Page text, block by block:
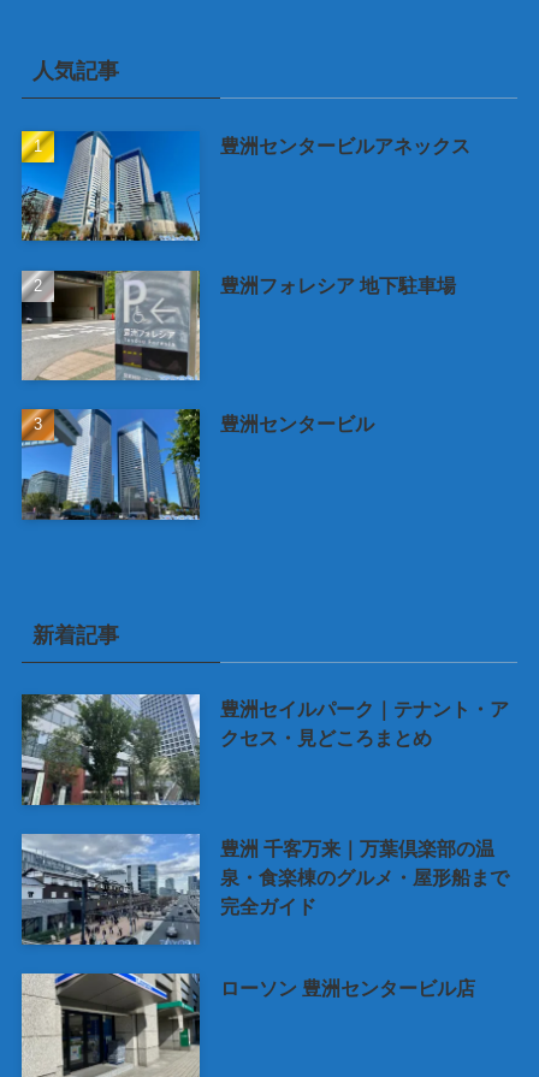
人気記事
豊洲センタービルアネックス
豊洲フォレシア 地下駐車場
豊洲センタービル
新着記事
豊洲セイルパーク｜テナント・ア
クセス・見どころまとめ
豊洲 千客万来｜万葉倶楽部の温
泉・食楽棟のグルメ・屋形船まで
完全ガイド
ローソン 豊洲センタービル店